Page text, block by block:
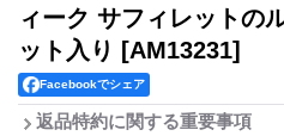
ィーク サフィレットの
ット入り [AM13231]
Facebookでシェア
返品特約に関する重要事項